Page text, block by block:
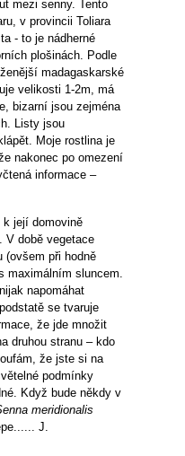
mezi senny. Tento
v provincii Toliara
- to je nádherné
plošinách. Podle
madagaskarské
velikosti 1-2m, má
bizarní jsou zejména
Listy jsou
Moje rostlina je
nakonec po omezení
informace –
její domovině
V době vegetace
(ovšem při hodně
maximálním sluncem.
napomáhat
se tvaruje
že jde množit
druhou stranu – kdo
že jste si na
podmínky
Když bude někdy v
meridionalis
J.